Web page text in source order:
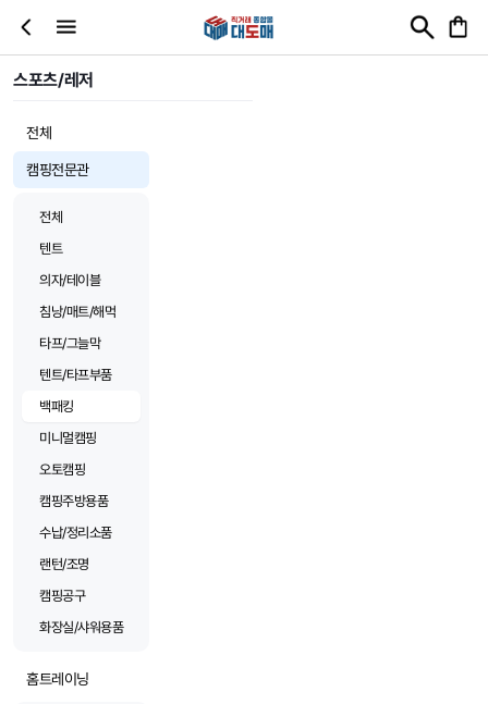
스포츠/레저
전체
캠핑전문관
전체
텐트
의자/테이블
침낭/매트/해먹
타프/그늘막
텐트/타프부품
백패킹
미니멀캠핑
오토캠핑
캠핑주방용품
수납/정리소품
랜턴/조명
캠핑공구
화장실/샤워용품
홈트레이닝